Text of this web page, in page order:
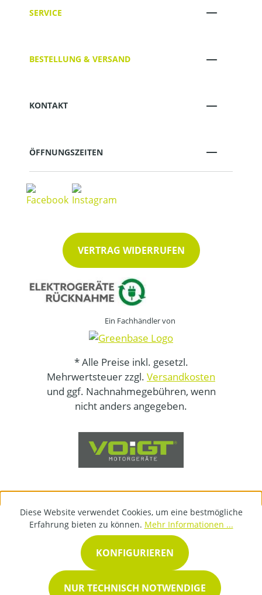
SERVICE
BESTELLUNG & VERSAND
KONTAKT
ÖFFNUNGSZEITEN
VERTRAG WIDERRUFEN
Ein Fachhändler von
* Alle Preise inkl. gesetzl.
Mehrwertsteuer zzgl. Versandkosten
und ggf. Nachnahmegebühren, wenn
nicht anders angegeben.
Diese Website verwendet Cookies, um eine bestmögliche
Erfahrung bieten zu können. Mehr Informationen ...
NUR TECHNISCH NOTWENDIGE
KONFIGURIEREN